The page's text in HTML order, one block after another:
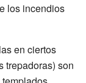
los incendios
en ciertos
trepadoras) son